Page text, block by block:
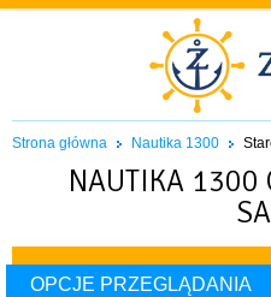
Strona główna Nautika 1300
NAUTIKA 1300
OPCJE PRZEGLĄDANIA